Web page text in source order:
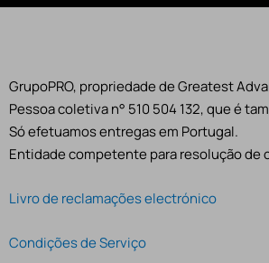
GrupoPRO, propriedade de Greatest
Pessoa coletiva n° 510 504 132, que é
Só efetuamos entregas em Portugal.
Entidade competente para resolução
Livro de reclamações electrónico
Condições de Serviço